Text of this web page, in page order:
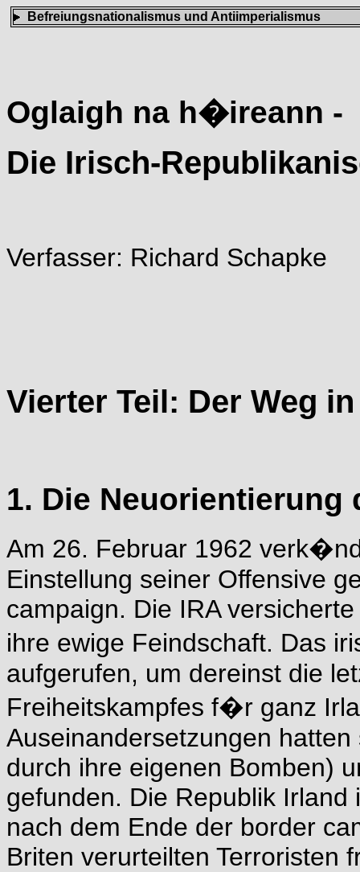
Befreiungsnationalismus und Antiimperialismus
Oglaigh na h�ireann -
Die Irisch-
Verfasser: Richard Schapke
Vierter Teil: Der Weg
1. Die Neuorientierung
Am 26. Februar 1962
Einstellung seiner Offensive
campaign. Die IRA
ihre ewige Feindschaft. Das
aufgerufen, um dereinst die
Freiheitskampfes f�r ganz
Auseinandersetzungen
durch ihre eigenen Bomben)
gefunden. Die Republik
nach dem Ende der border
Briten verurteilten Terroristen